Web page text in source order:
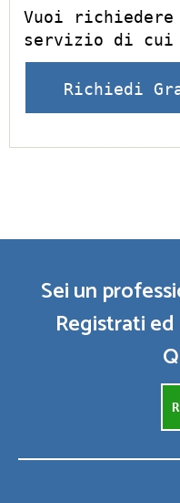
Vuoi richiedere
servizio di cui
Richiedi
Sei un
Registrati